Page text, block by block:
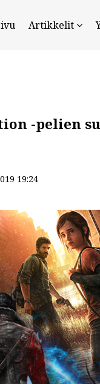
Artikkelit
-pelien
19:24